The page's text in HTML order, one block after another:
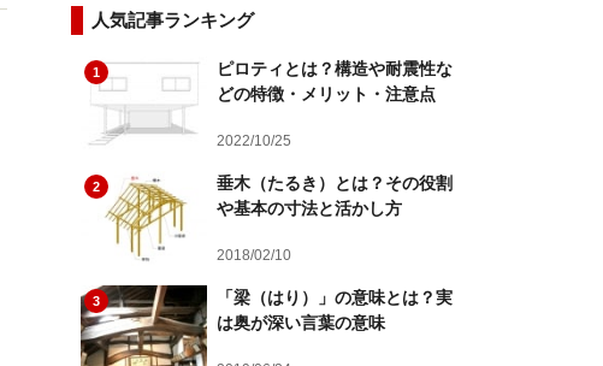
人気記事ランキング
1
ピロティとは？構造や耐震性な
どの特徴・メリット・注意点
2022/10/25
2
垂木（たるき）とは？その役割
や基本の寸法と活かし方
2018/02/10
3
「梁（はり）」の意味とは？実
は奥が深い言葉の意味